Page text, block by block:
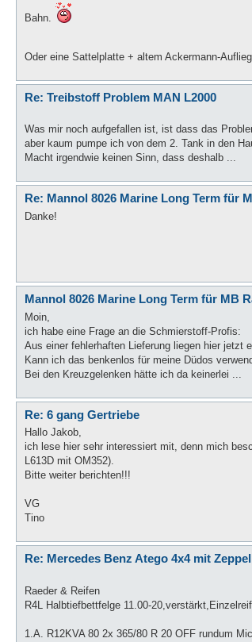
Bahn.
Oder eine Sattelplatte + altem Ackermann-
Re: Treibstoff Problem MAN L2000
Was mir noch aufgefallen ist, ist dass das
aber kaum pumpe ich von dem 2. Tank in den
Macht irgendwie keinen Sinn, dass deshalb ...
Re: Mannol 8026 Marine Long Term für
Danke!
Mannol 8026 Marine Long Term für MB
Moin,
ich habe eine Frage an die Schmierstoff-Profis:
Aus einer fehlerhaften Lieferung liegen hier jetzt
Kann ich das benkenlos für meine Düdos
Bei den Kreuzgelenken hätte ich da keinerlei ...
Re: 6 gang Gertriebe
Hallo Jakob,
ich lese hier sehr interessiert mit, denn mich
L613D mit OM352).
Bitte weiter berichten!!!
VG
Tino
Re: Mercedes Benz Atego 4x4 mit
Raeder & Reifen
R4L Halbtiefbettfelge 11.00-
1.A. R12KVA 80 2x 365/80 R 20 OFF rundum